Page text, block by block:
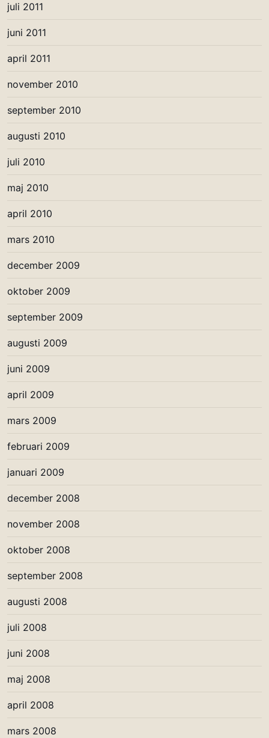
juli 2011
juni 2011
april 2011
november 2010
september 2010
augusti 2010
juli 2010
maj 2010
april 2010
mars 2010
december 2009
oktober 2009
september 2009
augusti 2009
juni 2009
april 2009
mars 2009
februari 2009
januari 2009
december 2008
november 2008
oktober 2008
september 2008
augusti 2008
juli 2008
juni 2008
maj 2008
april 2008
mars 2008